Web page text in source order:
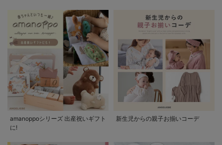
amanoppoシリーズ 出産祝いギフト
に!
新生児からの親子お揃いコーデ